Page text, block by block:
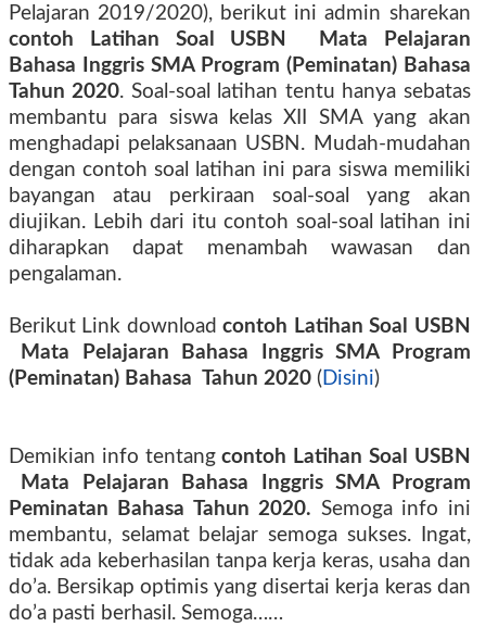
Pelajaran 2019/2020), berikut ini admin sharekan
contoh Latihan Soal USBN Mata Pelajaran
Bahasa Inggris SMA Program (Peminatan) Bahasa
Tahun 2020. Soal-soal latihan tentu hanya sebatas
membantu para siswa kelas XII SMA yang akan
menghadapi pelaksanaan USBN. Mudah-mudahan
dengan contoh soal latihan ini para siswa memiliki
bayangan atau perkiraan soal-soal yang akan
diujikan. Lebih dari itu contoh soal-soal latihan ini
diharapkan dapat menambah wawasan dan
pengalaman.
Berikut Link downloadcontoh Latihan Soal USBN
Mata Pelajaran Bahasa Inggris SMA Program
(Peminatan) Bahasa Tahun 2020 ( Disini)
Demikian info tentangcontoh Latihan Soal USBN
Mata Pelajaran Bahasa Inggris SMA Program
Peminatan Bahasa Tahun 2020. Semoga info ini
membantu, selamat belajar semoga sukses. Ingat,
tidak ada keberhasilan tanpa kerja keras, usaha dan
do’a. Bersikap optimis yang disertai kerja keras dan
do’a pasti berhasil. Semoga……